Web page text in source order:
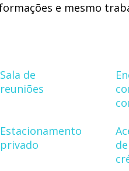
e mesmo
por parte da nossa
Sala de
reuniões
Estacionamento
privado
de